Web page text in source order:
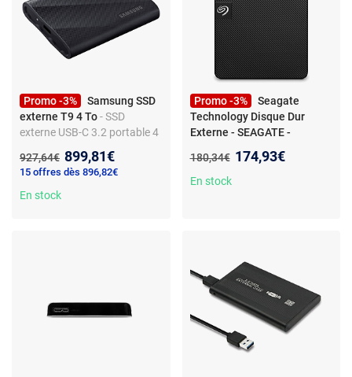
Promo -3%
Samsung SSD
externe T9 4 To- SSD
externe USB-C 3.2 portable 4
données (AES 256 bits)
Ancien prix :
927,64€ Nouveau prix :
899,81€
15 offres dès 896,82€
En stock
Promo -3%
Seagate
Technology Disque Dur
Externe - SEAGATE -
USB 3.0 (STKM4000400)
Seagate Expansion Portable
Ancien prix :
180,34€ Nouveau prix :
174,93€
En stock